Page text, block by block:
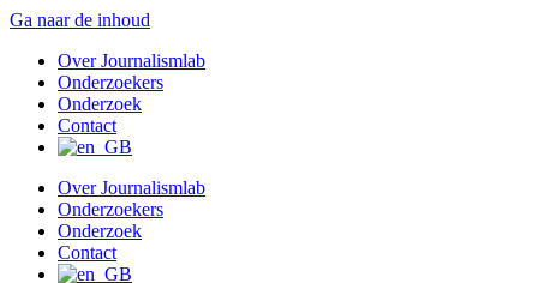
Ga naar de inhoud
Over Journalismlab
Onderzoekers
Onderzoek
Contact
Over Journalismlab
Onderzoekers
Onderzoek
Contact